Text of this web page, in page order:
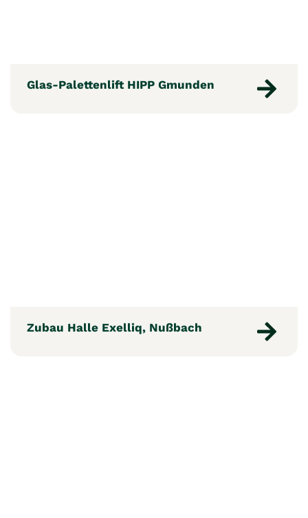
Glas-Palettenlift HIPP Gmunden
Zubau Halle Exelliq, Nußbach